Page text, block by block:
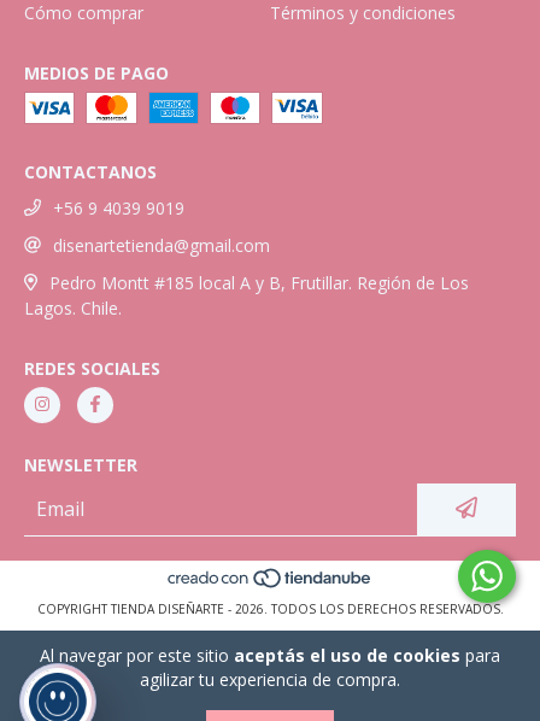
Al navegar por este sitio aceptás el uso de cookies para
agilizar tu experiencia de compra.
Cómo comprar
Términos y condiciones
MEDIOS DE PAGO
CONTACTANOS
+56 9 4039 9019
disenartetienda@gmail.com
Pedro Montt #185 local A y B, Frutillar. Región de Los
Lagos. Chile.
REDES SOCIALES
NEWSLETTER
COPYRIGHT TIENDA DISEÑARTE - 2026. TODOS LOS DERECHOS RESERVADOS.